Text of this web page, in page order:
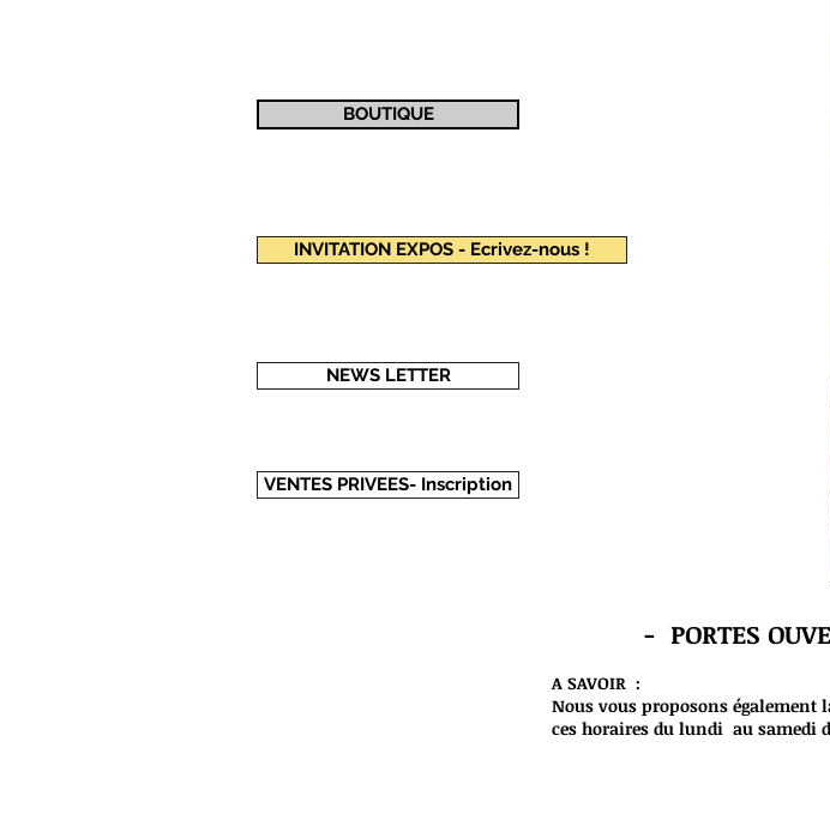
BOUTIQUE
INVITATION EXPOS - Ecrivez-nous !
NEWS LETTER
VENTES PRIVEES- Inscription
- PORTES
A SAVOIR :
Nous vous proposons également
ces horaires du lundi au samedi